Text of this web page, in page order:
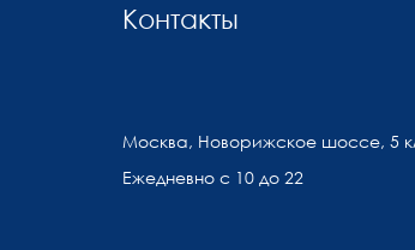
Контакты
Москва, Новорижское шоссе, 5
Ежедневно с 10 до 22